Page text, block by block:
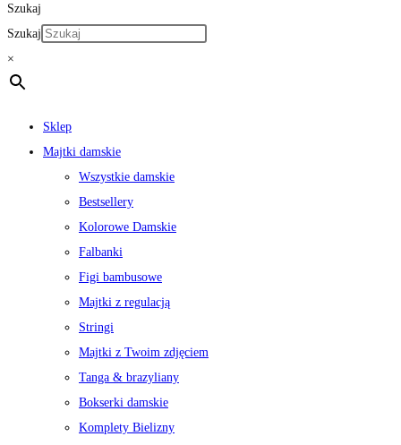
Szukaj
Szukaj
×
Sklep
Majtki damskie
Wszystkie damskie
Bestsellery
Kolorowe Damskie
Falbanki
Figi bambusowe
Majtki z regulacją
Stringi
Majtki z Twoim zdjęciem
Tanga & brazyliany
Bokserki damskie
Komplety Bielizny